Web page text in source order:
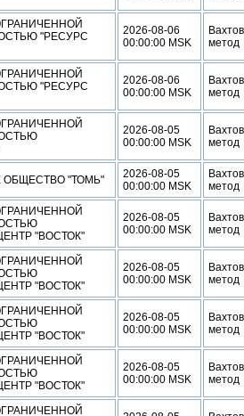
"РЕСУРС
2026-08-06
00:00:00 MSK
метод
"РЕСУРС
2026-08-06
00:00:00 MSK
метод
2026-08-05
00:00:00 MSK
метод
"ТОМЬ"
2026-08-05
00:00:00 MSK
метод
"ВОСТОК"
2026-08-05
00:00:00 MSK
метод
"ВОСТОК"
2026-08-05
00:00:00 MSK
метод
"ВОСТОК"
2026-08-05
00:00:00 MSK
метод
"ВОСТОК"
2026-08-05
00:00:00 MSK
метод